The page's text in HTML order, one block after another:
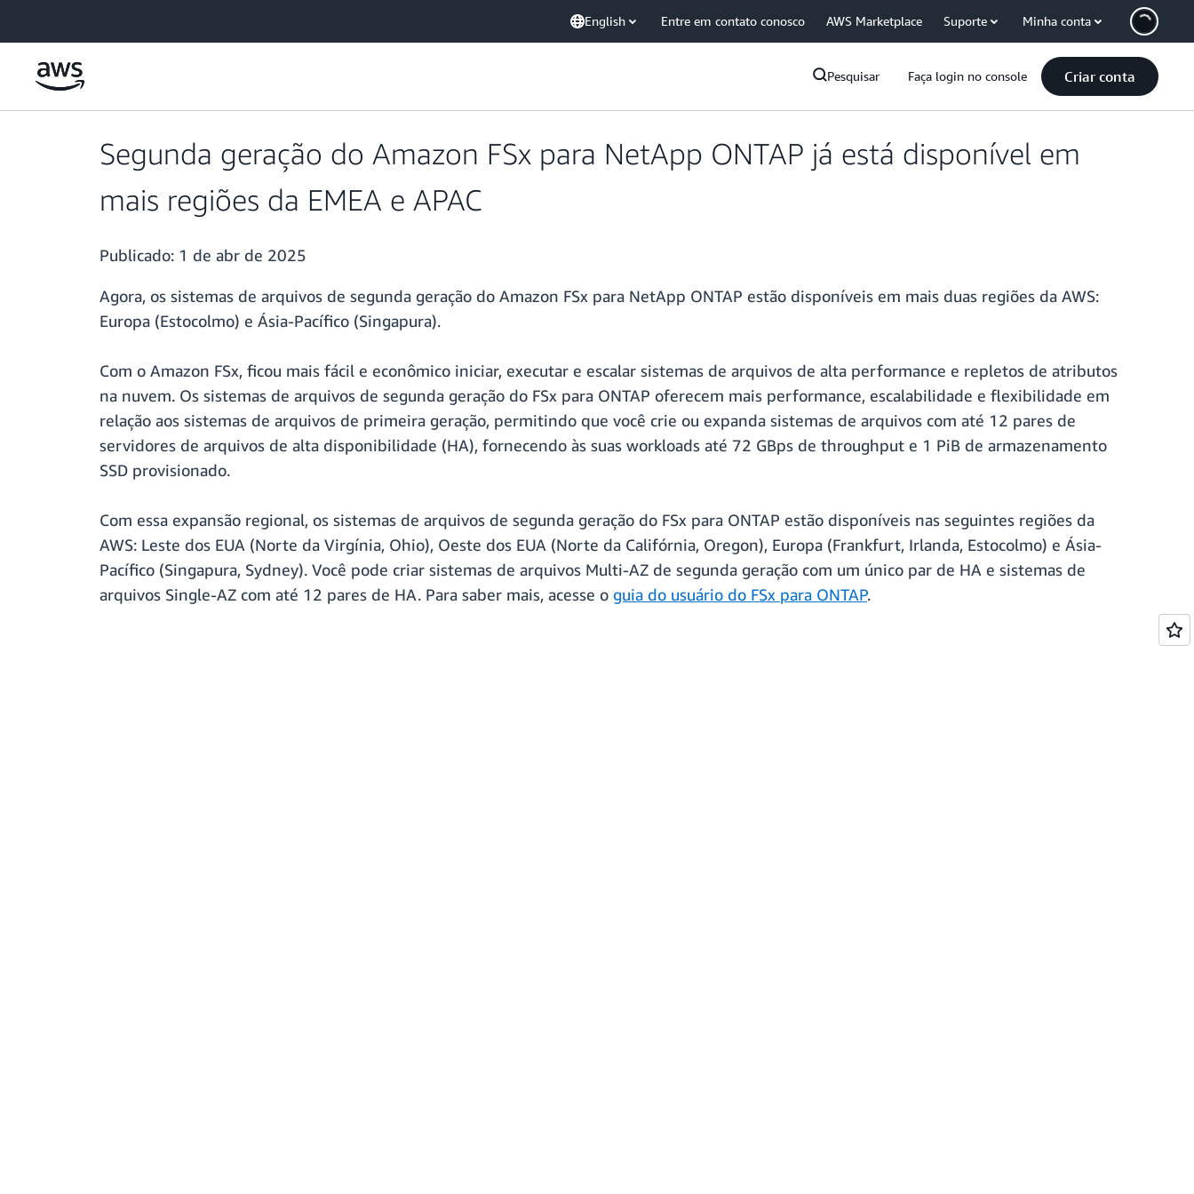
English Entre em contato conosco AWS Marketplace Suporte Minha conta
Pesquisar Faça login no console Criar conta
Segunda geração do Amazon FSx para NetApp ONTAP já está disponível em
mais regiões da EMEA e APAC
Publicado: 1 de abr de 2025
Agora, os sistemas de arquivos de segunda geração do Amazon FSx para NetApp ONTAP estão disponíveis em mais duas regiões da AWS:
Europa (Estocolmo) e Ásia-Pacífico (Singapura).
Com o Amazon FSx, ficou mais fácil e econômico iniciar, executar e escalar sistemas de arquivos de alta performance e repletos de atributos
na nuvem. Os sistemas de arquivos de segunda geração do FSx para ONTAP oferecem mais performance, escalabilidade e flexibilidade em
relação aos sistemas de arquivos de primeira geração, permitindo que você crie ou expanda sistemas de arquivos com até 12 pares de
servidores de arquivos de alta disponibilidade (HA), fornecendo às suas workloads até 72 GBps de throughput e 1 PiB de armazenamento
SSD provisionado.
Com essa expansão regional, os sistemas de arquivos de segunda geração do FSx para ONTAP estão disponíveis nas seguintes regiões da
AWS: Leste dos EUA (Norte da Virgínia, Ohio), Oeste dos EUA (Norte da Califórnia, Oregon), Europa (Frankfurt, Irlanda, Estocolmo) e Ásia-
Pacífico (Singapura, Sydney). Você pode criar sistemas de arquivos Multi-AZ de segunda geração com um único par de HA e sistemas de
arquivos Single-AZ com até 12 pares de HA. Para saber mais, acesse o guia do usuário do FSx para ONTAP.